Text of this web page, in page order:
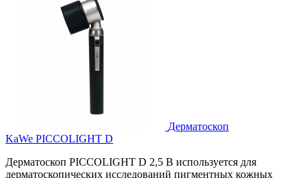
Дерматоскоп
KaWe PICCOLIGHT D
Дерматоскоп PICCOLIGHT D 2,5 В используется для
дерматоскопических исследований пигментных кожных